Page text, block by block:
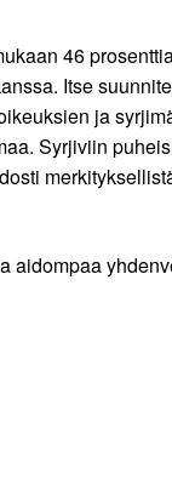
46
Itse
ja
Syrjiviin